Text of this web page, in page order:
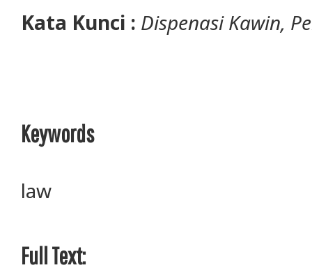
Kata Kunci : Dispenasi Kawin,
Keywords
law
Full Text: